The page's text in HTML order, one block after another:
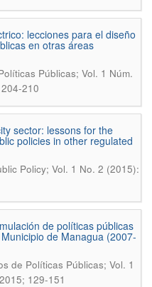
lecciones para el diseño
en otras áreas
Públicas; Vol. 1 Núm.
210
sector: lessons for the
policies in other regulated
Policy; Vol. 1 No. 2 (2015):
de políticas públicas
de Managua (2007-
de Políticas Públicas; Vol. 1
129-151